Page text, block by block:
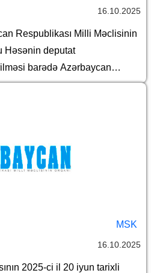
16.10.2025
Respublikası Milli Məclisinin
Həsənin deputat
barədə Azərbaycan
Komissiyasının qərarı
MSK
16.10.2025
2025-ci il 20 iyun tarixli